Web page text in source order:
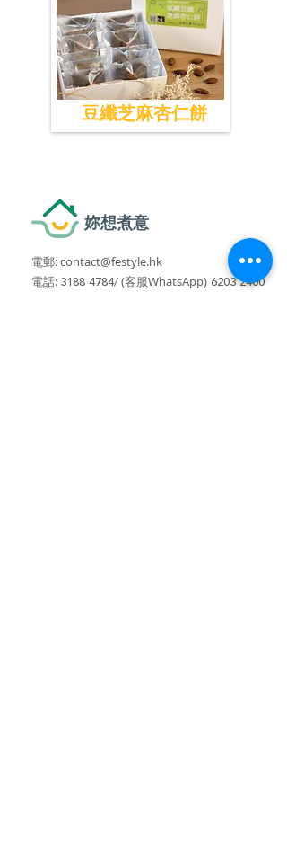
豆纖芝麻杏仁餅
妳想煮意
電郵:contact@festyle.hk
電話: 3188 4784/(客服WhatsApp) 6203 2400